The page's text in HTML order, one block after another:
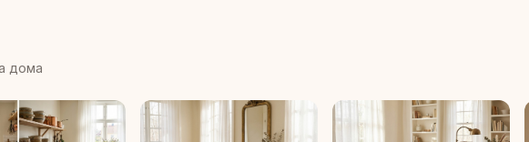
дома